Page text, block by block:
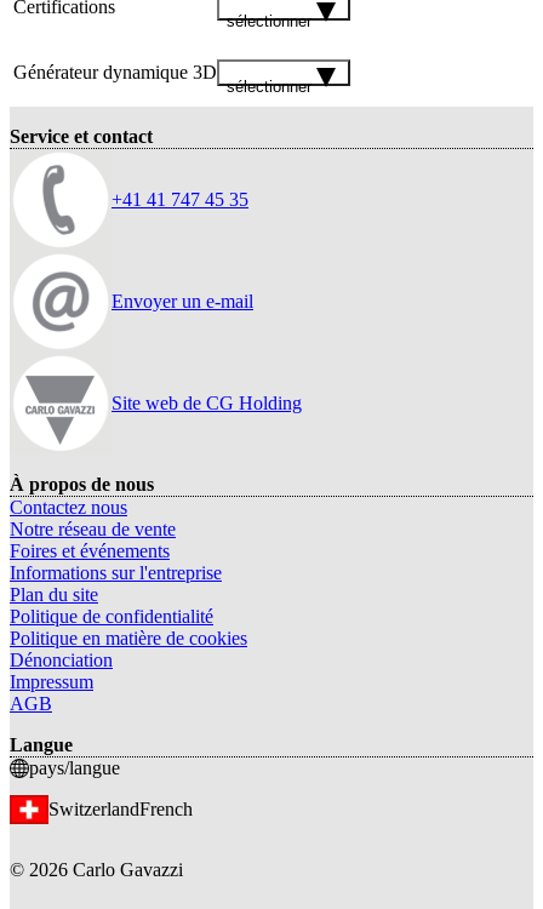
Certifications
sélectionner
Générateur dynamique 3D
sélectionner
Service et contact
+41 41 747 45 35
Envoyer un e-mail
Site web de CG Holding
À propos de nous
Contactez nous
Notre réseau de vente
Foires et événements
Informations sur l'entreprise
Plan du site
Politique de confidentialité
Politique en matière de cookies
Dénonciation
Impressum
AGB
Langue
pays/langue
SwitzerlandFrench
© 2026 Carlo Gavazzi